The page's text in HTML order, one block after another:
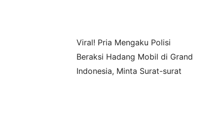
Viral! Pria Mengaku Polisi
Beraksi Hadang Mobil di Grand
Indonesia, Minta Surat-surat